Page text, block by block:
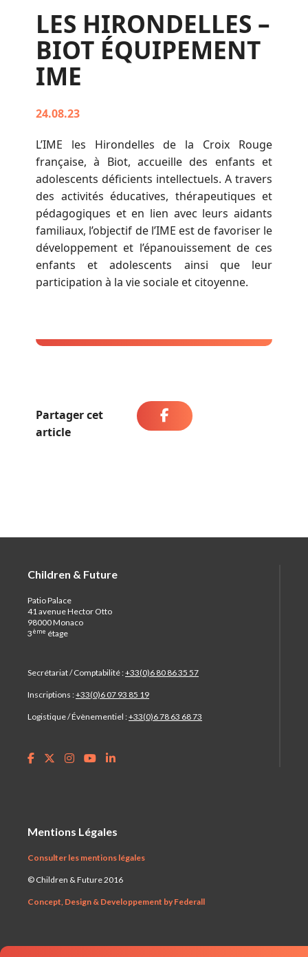
LES HIRONDELLES –
BIOT ÉQUIPEMENT
IME
24.08.23
L’IME les Hirondelles de la Croix Rouge
française, à Biot, accueille des enfants et
adolescents déficients intellectuels. A travers
des activités éducatives, thérapeutiques et
pédagogiques et en lien avec leurs aidants
familiaux, l’objectif de l’IME est de favoriser le
développement et l’épanouissement de ces
enfants et adolescents ainsi que leur
participation à la vie sociale et citoyenne.
Partager cet
article
Children & Future
Patio Palace
41 avenue Hector Otto
98000 Monaco
3ème étage
Secrétariat / Comptabilité :+33(0)6 80 86 35 57
Inscriptions :+33(0)6 07 93 85 19
Logistique / Évènementiel :+33(0)6 78 63 68 73
Mentions Légales
Consulter les mentions légales
© Children & Future 2016
Concept, Design & Developpement by Federall